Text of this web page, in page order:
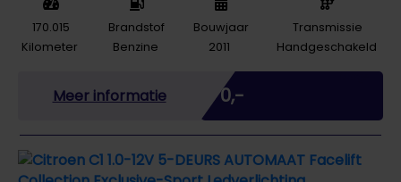
170.015
Kilometer
Brandstof
Benzine
Bouwjaar
2011
Transmissie
Handgeschakeld
Meer informatie € 0,-